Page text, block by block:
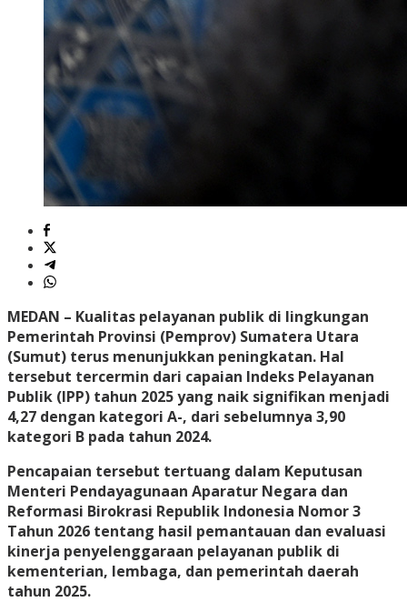
MEDAN – Kualitas pelayanan publik di lingkungan
Pemerintah Provinsi (Pemprov) Sumatera Utara
(Sumut) terus menunjukkan peningkatan. Hal
tersebut tercermin dari capaian Indeks Pelayanan
Publik (IPP) tahun 2025 yang naik signifikan menjadi
4,27 dengan kategori A-, dari sebelumnya 3,90
kategori B pada tahun 2024.
Pencapaian tersebut tertuang dalam Keputusan
Menteri Pendayagunaan Aparatur Negara dan
Reformasi Birokrasi Republik Indonesia Nomor 3
Tahun 2026 tentang hasil pemantauan dan evaluasi
kinerja penyelenggaraan pelayanan publik di
kementerian, lembaga, dan pemerintah daerah
tahun 2025.